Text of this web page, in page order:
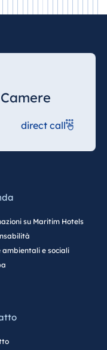
direct call
su Maritim Hotels
ambientali e sociali